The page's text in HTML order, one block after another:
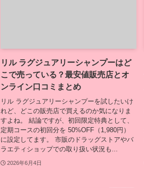
リル ラグジュアリーシャンプーはど
こで売っている？最安値販売店とオ
ンライン口コミまとめ
リル ラグジュアリーシャンプーを試したいけ
れど、どこの販売店で買えるのか気になりま
すよね。 結論ですが、初回限定特典として、
定期コースの初回分を 50%OFF（1,980円）
に設定してます。 市販のドラッグストアやバ
ラエティショップでの取り扱い状況も...
2026年6月4日